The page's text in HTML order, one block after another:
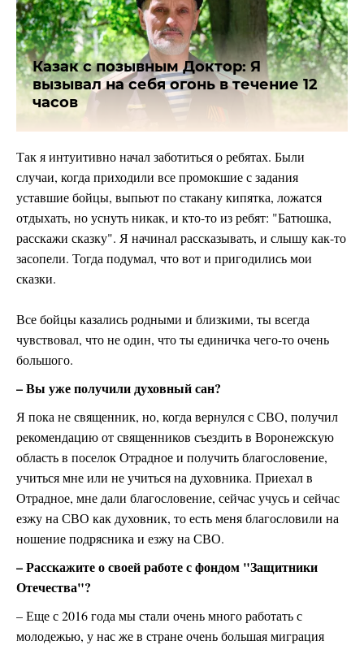
Казак с позывным Доктор: Я
вызывал на себя огонь в течение 12
часов
Так я интуитивно начал заботиться о ребятах. Были
случаи, когда приходили все промокшие с задания
уставшие бойцы, выпьют по стакану кипятка, ложатся
отдыхать, но уснуть никак, и кто-то из ребят: "Батюшка,
расскажи сказку". Я начинал рассказывать, и слышу как-то
засопели. Тогда подумал, что вот и пригодились мои
сказки.
Все бойцы казались родными и близкими, ты всегда
чувствовал, что не один, что ты единичка чего-то очень
большого.
– Вы уже получили духовный сан?
Я пока не священник, но, когда вернулся с СВО, получил
рекомендацию от священников съездить в Воронежскую
область в поселок Отрадное и получить благословение,
учиться мне или не учиться на духовника. Приехал в
Отрадное, мне дали благословение, сейчас учусь и сейчас
езжу на СВО как духовник, то есть меня благословили на
ношение подрясника и езжу на СВО.
– Расскажите о своей работе с фондом "Защитники
Отечества"?
– Еще с 2016 года мы стали очень много работать с
молодежью, у нас же в стране очень большая миграция